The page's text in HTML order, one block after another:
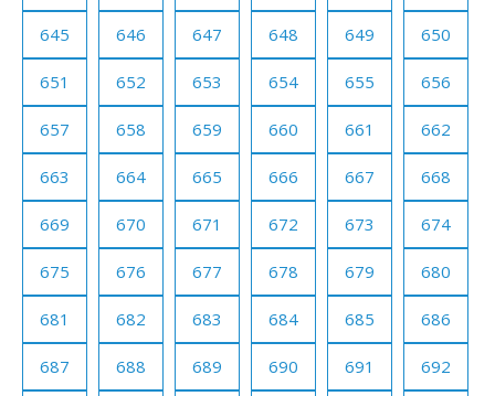
645 646 647 648 649 650
651 652 653 654 655 656
657 658 659 660 661 662
663 664 665 666 667 668
669 670 671 672 673 674
675 676 677 678 679 680
681 682 683 684 685 686
687 688 689 690 691 692